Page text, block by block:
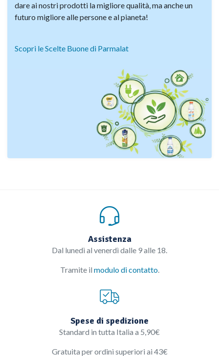
dare ai nostri prodotti la migliore qualità, ma anche un
futuro migliore alle persone e al pianeta!
Scopri le Scelte Buone di Parmalat
Assistenza
Dal lunedì al venerdì dalle 9 alle 18.
Tramite il modulo di contatto.
Spese di spedizione
Standard in tutta Italia a 5,90€
Gratuita per ordini superiori ai 43€